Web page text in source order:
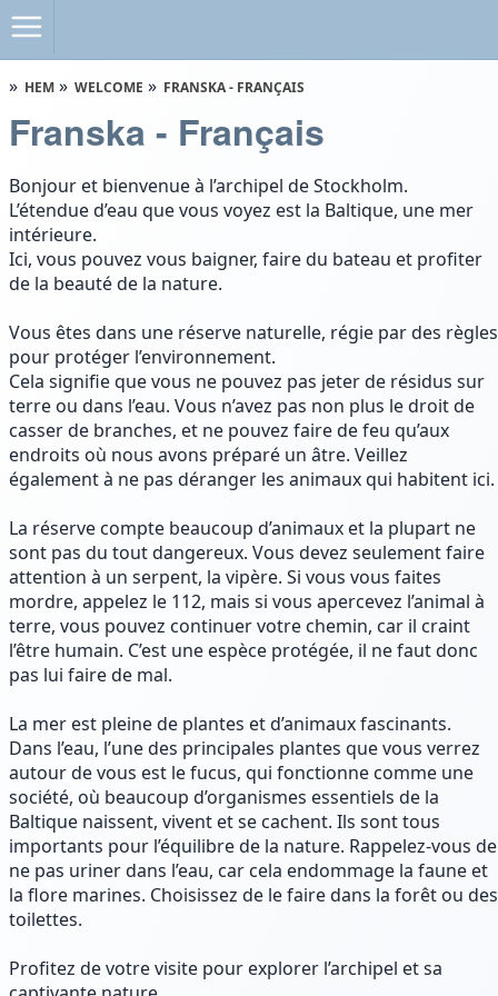
HEM WELCOME FRANSKA - FRANÇAIS
Franska - Français
Bonjour et bienvenue à l’archipel de Stockholm.
L’étendue d’eau que vous voyez est la Baltique, une mer
intérieure.
Ici, vous pouvez vous baigner, faire du bateau et profiter
de la beauté de la nature.
Vous êtes dans une réserve naturelle, régie par des règles
pour protéger l’environnement.
Cela signifie que vous ne pouvez pas jeter de résidus sur
terre ou dans l’eau. Vous n’avez pas non plus le droit de
casser de branches, et ne pouvez faire de feu qu’aux
endroits où nous avons préparé un âtre. Veillez
également à ne pas déranger les animaux qui habitent ici.
La réserve compte beaucoup d’animaux et la plupart ne
sont pas du tout dangereux. Vous devez seulement faire
attention à un serpent, la vipère. Si vous vous faites
mordre, appelez le 112, mais si vous apercevez l’animal à
terre, vous pouvez continuer votre chemin, car il craint
l’être humain. C’est une espèce protégée, il ne faut donc
pas lui faire de mal.
La mer est pleine de plantes et d’animaux fascinants.
Dans l’eau, l’une des principales plantes que vous verrez
autour de vous est le fucus, qui fonctionne comme une
société, où beaucoup d’organismes essentiels de la
Baltique naissent, vivent et se cachent. Ils sont tous
importants pour l’équilibre de la nature. Rappelez-vous de
ne pas uriner dans l’eau, car cela endommage la faune et
la flore marines. Choisissez de le faire dans la forêt ou des
toilettes.
Profitez de votre visite pour explorer l’archipel et sa